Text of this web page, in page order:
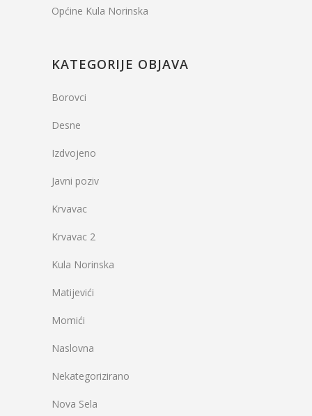
Općine Kula Norinska
KATEGORIJE OBJAVA
Borovci
Desne
Izdvojeno
Javni poziv
Krvavac
Krvavac 2
Kula Norinska
Matijevići
Momići
Naslovna
Nekategorizirano
Nova Sela